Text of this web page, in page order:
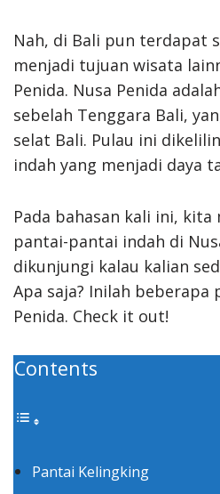
Nah, di Bali pun terdapat
menjadi tujuan wisata
Penida. Nusa Penida
sebelah Tenggara Bali,
selat Bali. Pulau ini
indah yang menjadi daya
Pada bahasan kali ini, kita
pantai-pantai indah di
dikunjungi kalau kalian
Apa saja? Inilah beberapa
Penida. Check it out!
Contents
Pantai Kelingking